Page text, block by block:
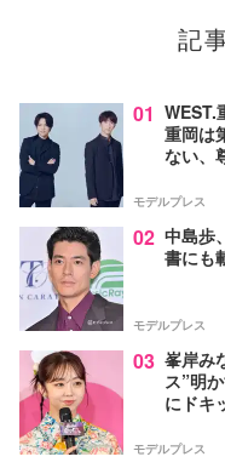
記
01 WEST.
重岡は
ない、
モデルプレス
02 中島歩
書にも
モデルプレス
03 峯岸み
ス”明
にドキ
モデルプレス